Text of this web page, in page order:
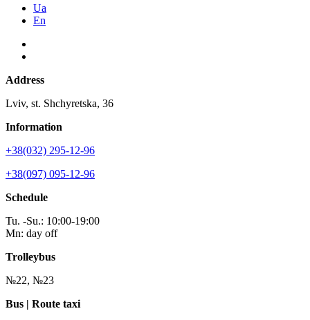
Ua
En
Address
Lviv, st. Shchyretska, 36
Information
+38(032) 295-12-96
+38(097) 095-12-96
Schedule
Tu. -Su.: 10:00-19:00
Mn: day off
Trolleybus
№22, №23
Bus | Route taxi